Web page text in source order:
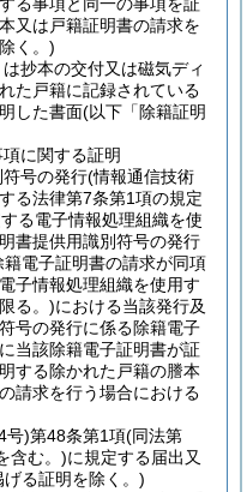
又は戸籍証明書の請求を
く。)
抄本の交付又は磁気ディ
た戸籍に記録されている
した書面(以下「除籍証明
に関する証明
号の発行(情報通信技術
る法律第7条第1項の規定
る電子情報処理組織を使
書提供用識別符号の発行
電子証明書の請求が同項
子情報処理組織を使用す
る。)における当該発行及
号の発行に係る除籍電子
当該除籍電子証明書が証
する除かれた戸籍の謄本
請求を行う場合における
号)第48条第1項(同法第
含む。)に規定する届出又
げる証明を除く。)